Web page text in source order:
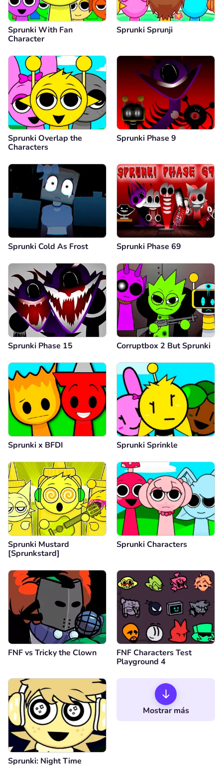
Sprunki With Fan
Character
Sprunki Sprunji
Sprunki Overlap the
Characters
Sprunki Phase 9
Sprunki Cold As Frost Sprunki Phase 69
Sprunki Phase 15 Corruptbox 2 But Sprunki
Sprunki x BFDI Sprunki Sprinkle
Sprunki Mustard
[Sprunkstard]
Sprunki Characters
FNF vs Tricky the Clown
FNF Characters Test
Playground 4
Sprunki: Night Time
Mostrar más